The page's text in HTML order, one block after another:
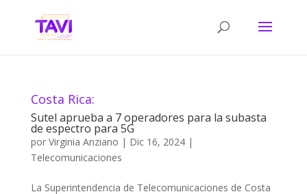
Costa Rica:
Sutel aprueba a 7 operadores para la subasta
de espectro para 5G
por Virginia Anziano | Dic 16, 2024|
Telecomunicaciones
La Superintendencia de Telecomunicaciones de Costa